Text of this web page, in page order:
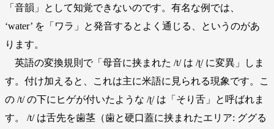
「音韻」として知覚できないのです。有名な例では、
‘water’ を「ワラ」と発音するとよく通じる、というのがあ
ります。
英語の変換規則で「母音に挟まれた /t/ は /ʈ/ に変異」しま
す。付け加えると、これは主に米語に見られる現象です。こ
の /t/ の下にヒゲが付いたような /ʈ/ は「そり舌」と呼ばれま
す。 /t/ は舌先を歯茎（歯と硬口蓋に挟まれたエリア: ググる